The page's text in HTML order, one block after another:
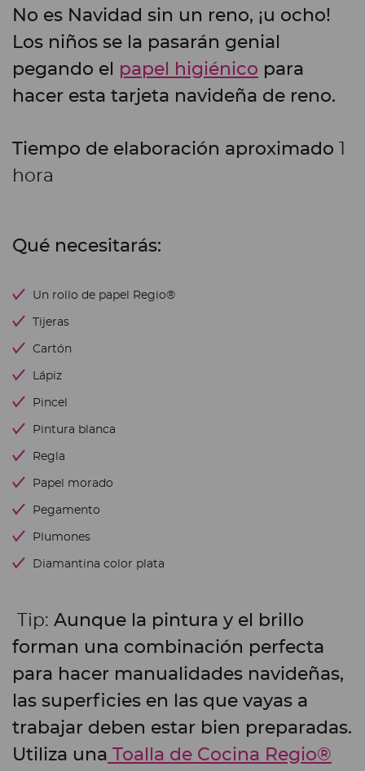
No es Navidad sin un reno, ¡u ocho!
Los niños se la pasarán genial
pegando el papel higiénico para
hacer esta tarjeta navideña de reno.
Tiempo de elaboración aproximado
hora
Qué necesitarás:
Un rollo de papel Regio®
Tijeras
Cartón
Lápiz
Pincel
Pintura blanca
Regla
Papel morado
Pegamento
Plumones
Diamantina color plata
Tip: Aunque la pintura y el brillo
forman una combinación perfecta
para hacer manualidades navideñas,
las superficies en las que vayas a
trabajar deben estar bien preparadas.
Utiliza una Toalla de Cocina Regio®